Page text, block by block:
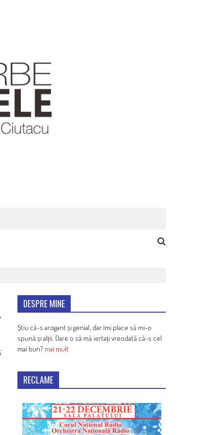
DESPRE MINE
Știu că-s arogant și genial, dar îmi place să mi-o
spună și alții. Oare o să mă iertați vreodată că-s cel
mai bun? mai mult
RECLAME